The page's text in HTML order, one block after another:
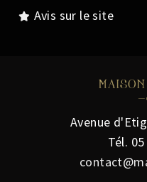
Avis sur le site
Avenue
Tél.